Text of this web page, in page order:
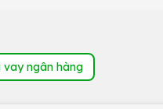
vay ngân hàng